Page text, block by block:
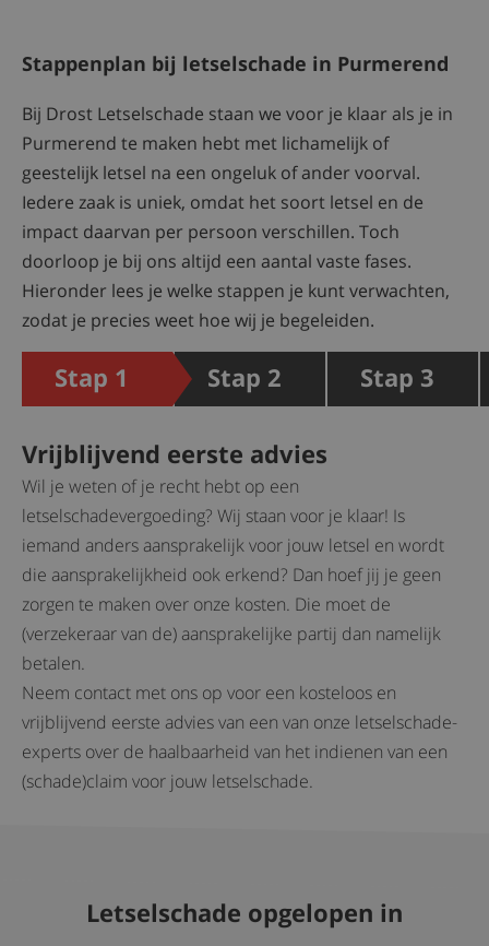
Stappenplan bij letselschade in Purmerend
Bij Drost Letselschade staan we voor je klaar als je in
Purmerend te maken hebt met lichamelijk of
geestelijk letsel na een ongeluk of ander voorval.
Iedere zaak is uniek, omdat het soort letsel en de
impact daarvan per persoon verschillen. Toch
doorloop je bij ons altijd een aantal vaste fases.
Hieronder lees je welke stappen je kunt verwachten,
zodat je precies weet hoe wij je begeleiden.
Vrijblijvend eerste advies
Wil je weten of je recht hebt op een
letselschadevergoeding? Wij staan voor je klaar! Is
iemand anders aansprakelijk voor jouw letsel en wordt
die aansprakelijkheid ook erkend? Dan hoef jij je geen
zorgen te maken over onze kosten. Die moet de
(verzekeraar van de) aansprakelijke partij dan namelijk
betalen.
Neem contact met ons op voor een kosteloos en
vrijblijvend eerste advies van een van onze letselschade-
experts over de haalbaarheid van het indienen van een
(schade)claim voor jouw letselschade.
Letselschade opgelopen in